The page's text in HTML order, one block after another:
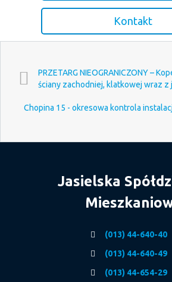
Kontakt
PRZETARG NIEOGRANICZONY –
ściany zachodniej, klatkowej wraz z
Chopina 15 - okresowa kontrola
Jasielska
(013) 44-640-40
(013) 44-640-49
(013) 44-654-29